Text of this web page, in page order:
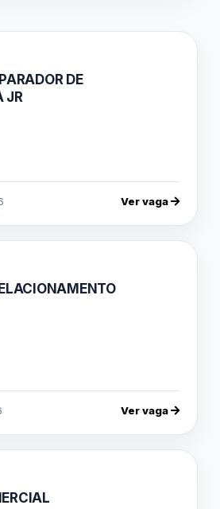
DE
JR
Ver vaga
Ver vaga